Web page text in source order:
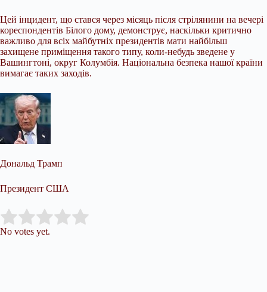
Цей інцидент, що стався через місяць після стрілянини на вечері
кореспондентів Білого дому, демонструє, наскільки критично
важливо для всіх майбутніх президентів мати найбільш
захищене приміщення такого типу, коли-небудь зведене у
Вашингтоні, округ Колумбія. Національна безпека нашої країни
вимагає таких заходів.
Дональд Трамп
Президент США
Rate this item:
No votes yet.